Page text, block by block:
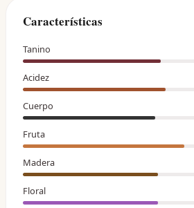
Características
Tanino
Acidez
Cuerpo
Fruta
Madera
Floral